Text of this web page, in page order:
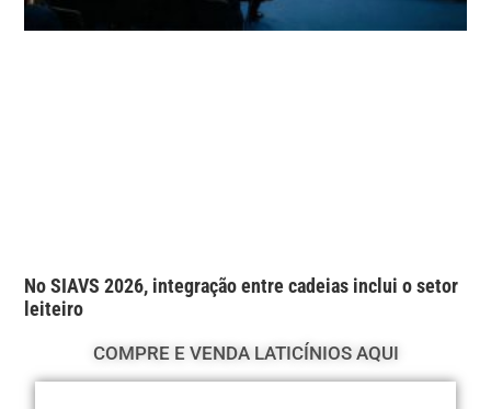
No SIAVS 2026, integração entre cadeias inclui o setor
leiteiro
COMPRE E VENDA LATICÍNIOS AQUI